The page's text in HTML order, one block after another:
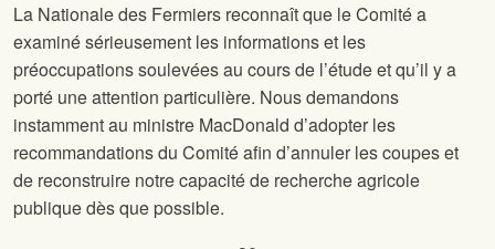
La Nationale des Fermiers reconnaît que le Comité a
examiné sérieusement les informations et les
préoccupations soulevées au cours de l’étude et qu’il y a
porté une attention particulière. Nous demandons
instamment au ministre MacDonald d’adopter les
recommandations du Comité afin d’annuler les coupes et
de reconstruire notre capacité de recherche agricole
publique dès que possible.